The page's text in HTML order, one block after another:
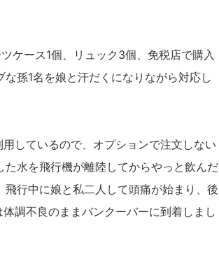
ケース1個、リュック3個、免税店で購入
孫1名を娘と汗だくになりながら対応し
しているので、オプションで注文しない
水を飛行機が離陸してからやっと飲んだ
行中に娘と私二人して頭痛が始まり、後
調不良のままバンクーバーに到着しまし